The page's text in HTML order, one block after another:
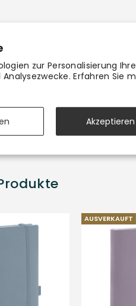
zur Personalisierung
Erfahren Sie
Akzeptieren
40 EUR
AUSVERKAUFT